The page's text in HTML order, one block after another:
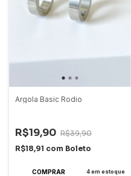
Argola Basic Rodio
R$19,90 R$39,90
R$18,91 com Boleto
4em estoque